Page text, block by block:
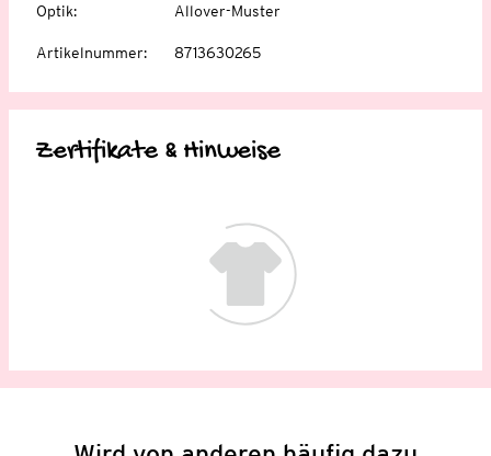
Optik: Allover-Muster
Artikelnummer: 8713630265
Zertifikate & Hinweise